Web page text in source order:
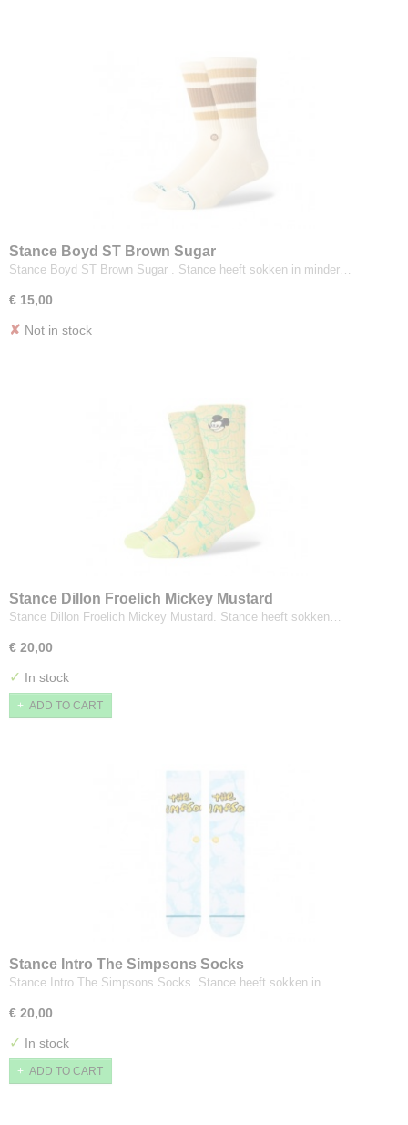
Stance Boyd ST Brown Sugar
Stance Boyd ST Brown Sugar . Stance heeft sokken in minder…
€ 15,00
✘ Not in stock
Stance Dillon Froelich Mickey Mustard
Stance Dillon Froelich Mickey Mustard. Stance heeft sokken…
€ 20,00
✓ In stock
ADD TO CART
Stance Intro The Simpsons Socks
Stance Intro The Simpsons Socks. Stance heeft sokken in…
€ 20,00
✓ In stock
ADD TO CART